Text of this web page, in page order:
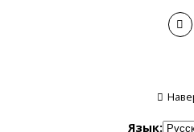
Язык: